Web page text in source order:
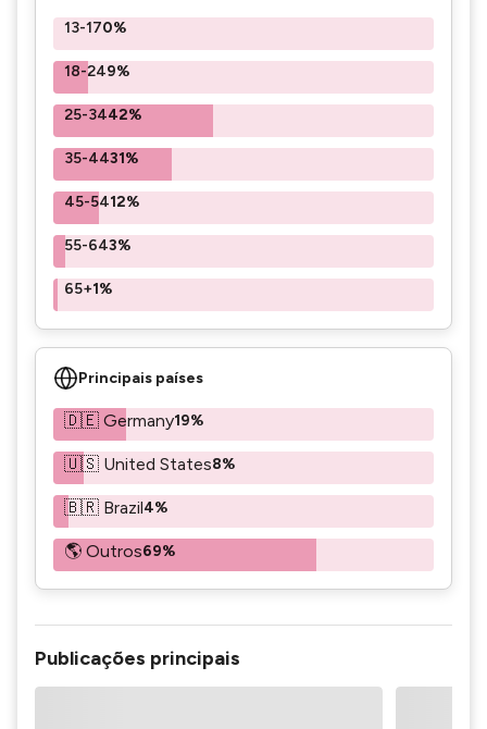
13-170%
18-249%
25-3442%
35-4431%
45-5412%
55-643%
65+1%
Principais países
🇩🇪 Germany19%
🇺🇸 United States8%
🇧🇷 Brazil4%
🌎 Outros69%
Publicações principais